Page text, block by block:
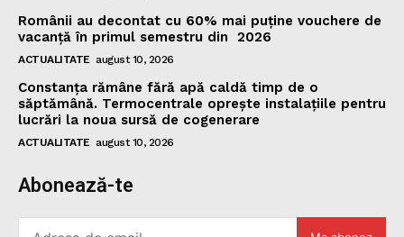
Românii au decontat cu 60% mai puține vouchere de
vacanță în primul semestru din 2026
ACTUALITATE august 10, 2026
Constanța rămâne fără apă caldă timp de o
săptămână. Termocentrale oprește instalațiile pentru
lucrări la noua sursă de cogenerare
ACTUALITATE august 10, 2026
Abonează-te